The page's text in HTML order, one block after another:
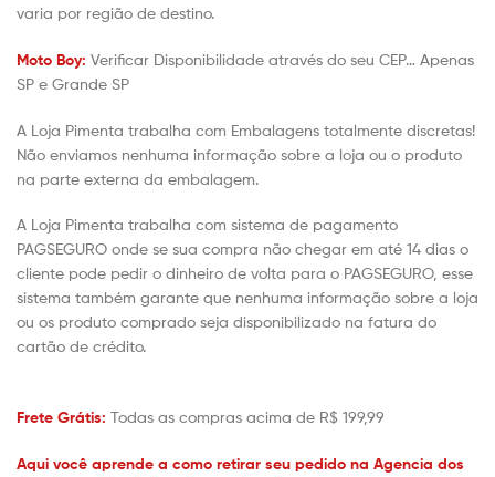
varia por região de destino.
Moto Boy: Verificar Disponibilidade através do seu CEP… Apenas
SP e Grande SP
A Loja Pimenta trabalha com Embalagens totalmente discretas!
Não enviamos nenhuma informação sobre a loja ou o produto
na parte externa da embalagem.
A Loja Pimenta trabalha com sistema de pagamento
PAGSEGURO onde se sua compra não chegar em até 14 dias o
cliente pode pedir o dinheiro de volta para o PAGSEGURO, esse
sistema também garante que nenhuma informação sobre a loja
ou os produto comprado seja disponibilizado na fatura do
cartão de crédito.
Frete Grátis: Todas as compras acima de R$ 199,99
Aqui você aprende a como retirar seu pedido na Agencia dos